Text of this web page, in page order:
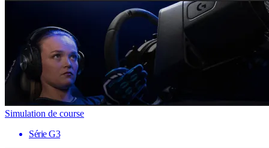
Simulation de course
Série G3